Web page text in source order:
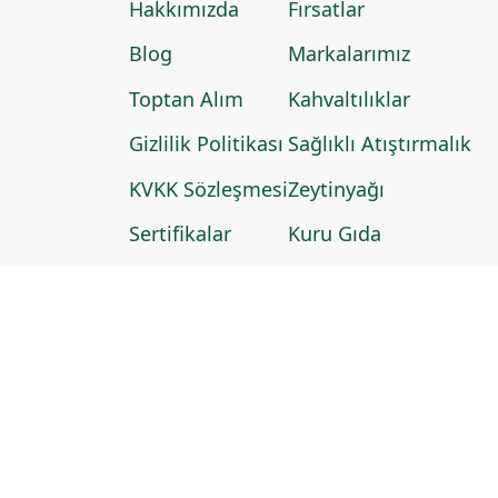
Hakkımızda
Blog
Toptan Alım
Gizlilik Politikası
KVKK Sözleşmesi
Sertifikalar
Fırsatlar
Markalarımız
Kahvaltılıklar
Sağlıklı Atıştırmalık
Zeytinyağı
Kuru Gıda